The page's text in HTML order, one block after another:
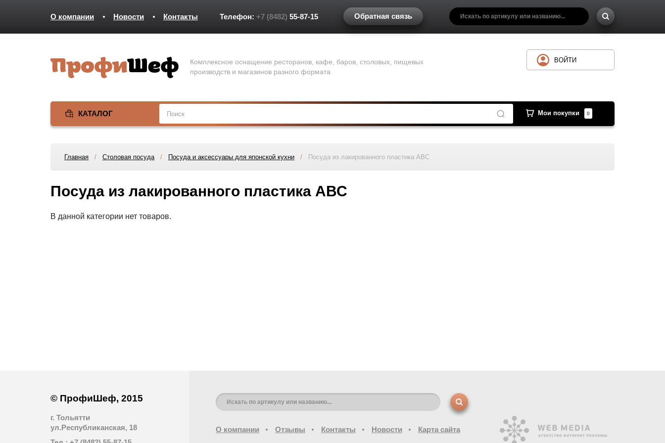
О компании Новости Контакты Телефон: +7 (8482) 55-87-15 Обратная связь
Комплексное оснащение ресторанов, кафе, баров, столовых, пищевых
производств и магазинов разного формата
КАТАЛОГ Мои покупки 0
ВОЙТИ
Главная / Столовая посуда/ Посуда и аксессуары для японской кухни / Посуда из лакированного пластика АВС
Посуда из лакированного пластика АВС
В данной категории нет товаров.
© ПрофиШеф, 2015
г. Тольятти
ул.Республиканская, 18
О компании Отзывы Контакты Новости Карта сайта